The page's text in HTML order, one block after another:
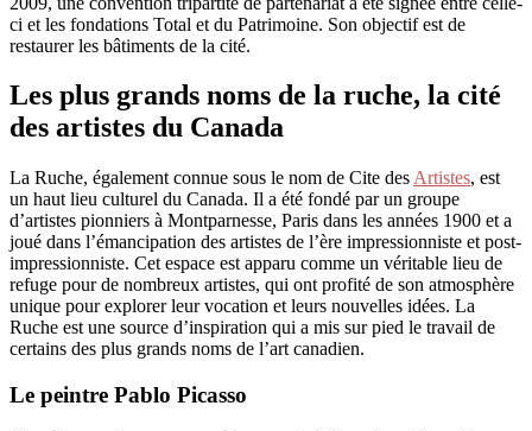
ci et les fondations Total et du Patrimoine. Son objectif est de
restaurer les bâtiments de la cité.
Les plus grands noms de la ruche, la cité
des artistes du Canada
La Ruche, également connue sous le nom de Cite des Artistes, est
un haut lieu culturel du Canada. Il a été fondé par un groupe
d’artistes pionniers à Montparnesse, Paris dans les années 1900 et a
joué dans l’émancipation des artistes de l’ère impressionniste et post-
impressionniste. Cet espace est apparu comme un véritable lieu de
refuge pour de nombreux artistes, qui ont profité de son atmosphère
unique pour explorer leur vocation et leurs nouvelles idées. La
Ruche est une source d’inspiration qui a mis sur pied le travail de
certains des plus grands noms de l’art canadien.
Le peintre Pablo Picasso